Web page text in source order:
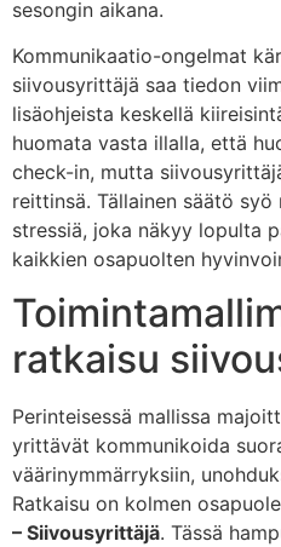
sesongin aikana.
Kommunikaatio-ongelmat
siivousyrittäjä saa tiedon
lisäohjeista keskellä
huomata vasta illalla, että
check-in, mutta
reittinsä. Tällainen säätö syö
stressiä, joka näkyy lopulta
kaikkien osapuolten
ratkaisu
Perinteisessä mallissa
yrittävät kommunikoida
väärinymmärryksiin,
Ratkaisu on kolmen
– Siivousyrittäjä. Tässä